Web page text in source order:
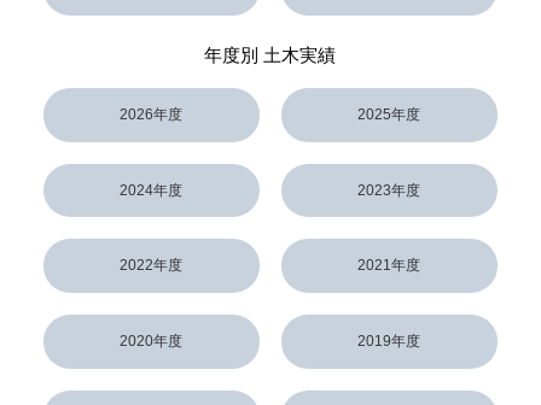
年度別 土木実績
2026年度 2025年度
2024年度 2023年度
2022年度 2021年度
2020年度 2019年度